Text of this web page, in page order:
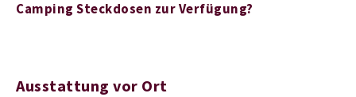
Camping Steckdosen zur Verfügung?
Ausstattung vor Ort